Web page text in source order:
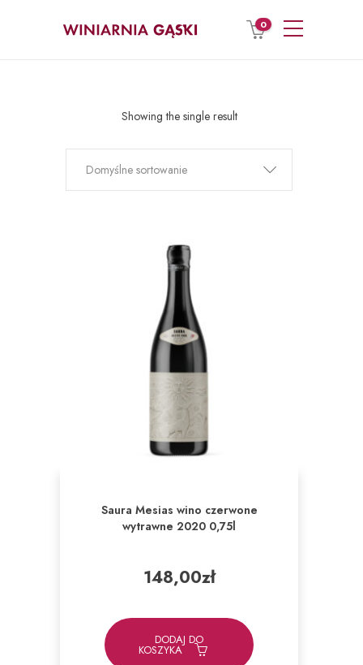
0
Showing the single result
Domyślne sortowanie
Saura Mesias wino czerwone
wytrawne 2020 0,75l
148,00zł
DODAJ DO
KOSZYKA